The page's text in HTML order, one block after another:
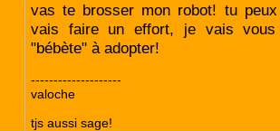
vas te brosser mon robot! tu
vais faire un effort, je vais
"bébète" à adopter!
--------------------
valoche
tjs aussi sage!